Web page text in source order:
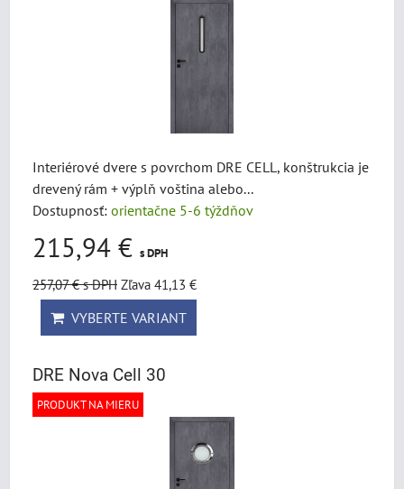
Interiérové dvere s povrchom DRE CELL, konštrukcia je
drevený rám + výplň voština alebo...
Dostupnosť: orientačne 5-6 týždňov
215,94 € s DPH
257,07 €s DPH Zľava 41,13 €
VYBERTE VARIANT
DRE Nova Cell 30
PRODUKT NA MIERU